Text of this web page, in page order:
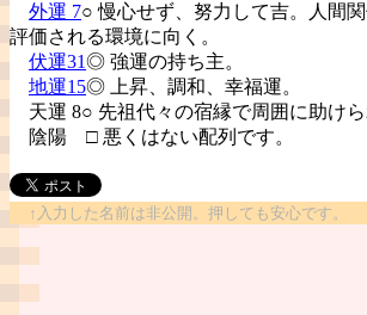
外運 7○ 慢心せず、努力して吉。人間
評価される環境に向く。
伏運31◎ 強運の持ち主。
地運15◎ 上昇、調和、幸福運。
天運 8○ 先祖代々の宿縁で周囲に助けら
陰陽 □ 悪くはない配列です。
↑入力した名前は非公開。押しても安心です。